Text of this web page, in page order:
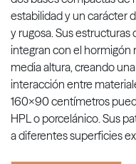
estabilidad y un carácter
y rugosa. Sus
integran con el hormigón
media altura, creando
interacción entre
160x90 centímetros
HPL o porcelánico. Sus
a diferentes superficies